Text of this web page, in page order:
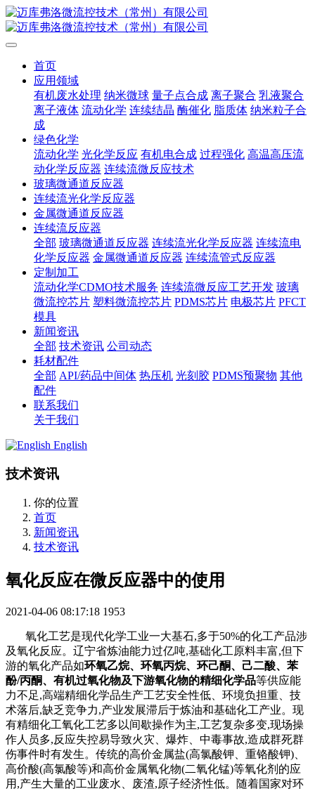
首页
应用领域
有机废水处理 纳米微球 量子点合成 离子聚合 乳液聚合
离子液体 流动化学 连续结晶 酶催化 脂质体 纳米粒子合
成
绿色化学
流动化学 光化学反应 有机电合成 过程强化 高温高压流
动化学反应器 连续流微反应技术
玻璃微通道反应器
连续流光化学反应器
金属微通道反应器
连续流反应器
全部 玻璃微通道反应器 连续流光化学反应器 连续流电
化学反应器 金属微通道反应器 连续流管式反应器
定制加工
流动化学CDMO技术服务 连续流微反应工艺开发 玻璃
微流控芯片 塑料微流控芯片 PDMS芯片 电极芯片 PFCT
模具
新闻资讯
全部 技术资讯 公司动态
耗材配件
全部 API/药品中间体 热压机 光刻胶 PDMS预聚物 其他
配件
联系我们
关于我们
English
技术资讯
你的位置
首页
新闻资讯
技术资讯
氧化反应在微反应器中的使用
2021-04-06 08:17:18 1953
氧化工艺是现代化学工业一大基石,多于50%的化工产品涉
及氧化反应。辽宁省炼油能力过亿吨,基础化工原料丰富,但下
游的氧化产品如环氧乙烷、环氧丙烷、环己酮、己二酸、苯
酚/丙酮、有机过氧化物及下游氧化物的精细化学品等供应能
力不足,高端精细化学品生产工艺安全性低、环境负担重、技
术落后,缺乏竞争力,产业发展滞后于炼油和基础化工产业。现
有精细化工氧化工艺多以间歇操作为主,工艺复杂多变,现场操
作人员多,反应失控易导致火灾、爆炸、中毒事故,造成群死群
伤事件时有发生。传统的高价金属盐(高氯酸钾、重铬酸钾)、
高价酸(高氯酸等)和高价金属氧化物(二氧化锰)等氧化剂的应
用,产生大量的工业废水、废渣,原子经济性低。随着国家对环